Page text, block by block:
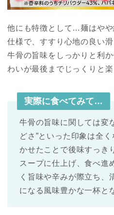
他にも特徴として…麺はやや
仕様で、すすり心地の良い
牛骨の旨味をしっかりと利
わいが最後までじっくりと
実際に食べてみて…
牛骨の旨味に関しては変
どさ”といった印象は全
かせたことで後味すっき
スープに仕上げ、食べ進
く旨味や辛みが際立ち、
になる風味豊かな一杯と